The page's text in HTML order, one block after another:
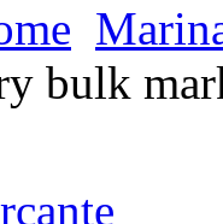
bulk